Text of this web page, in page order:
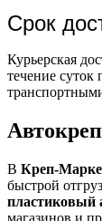
Срок
Курьерская
течение суток
В Креп-
быстрой
пластиковый
магазинов и